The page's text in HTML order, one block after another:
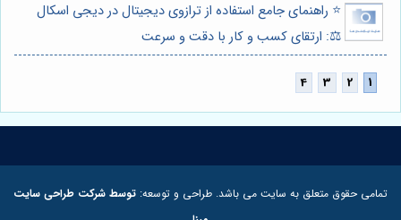
⭐️ راهنمای جامع استفاده از ترازوی دیجیتال در دیجی اسکال
⚖️: ارتقای کسب و کار با دقت و سرعت
تمامی حقوق متعلق به سایت می باشد. طراحی و توسعه: توسط شرکت طراحی سایت